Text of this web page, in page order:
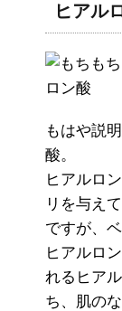
ヒアル
もはや説
酸。
ヒアルロ
リを与え
ですが、
ヒアルロ
れるヒア
ち、肌の